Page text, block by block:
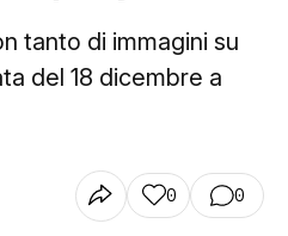
tanto di immagini su
del 18 dicembre a
0 0